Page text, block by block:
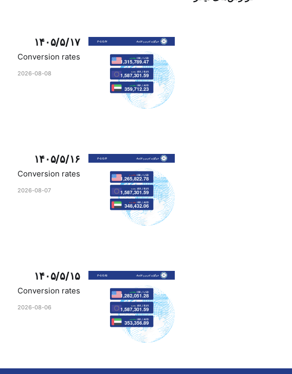
۱۴۰۵/۵/۱۷
Conversion rates
2026-08-08
۱۴۰۵/۵/۱۶
Conversion rates
2026-08-07
۱۴۰۵/۵/۱۵
Conversion rates
2026-08-06